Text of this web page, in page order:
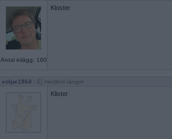
Antal inlägg: 160
Kloster
volpe1964 - Ej medlem längre
Klister